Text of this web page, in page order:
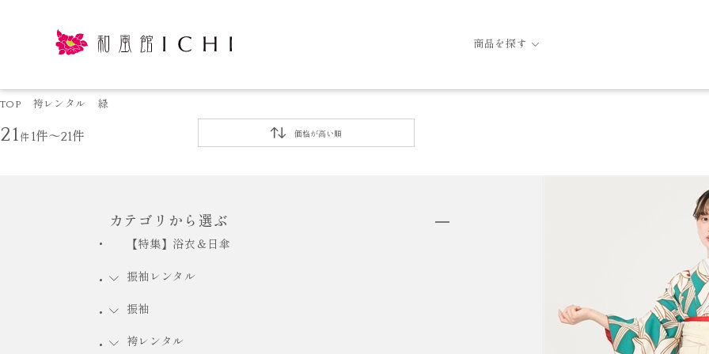
商品を探す
TOP 袴レンタル 緑
21件1件～21件 価格が高い順
カテゴリから選ぶ
【特集】浴衣＆日傘
振袖レンタル
振袖
袴レンタル